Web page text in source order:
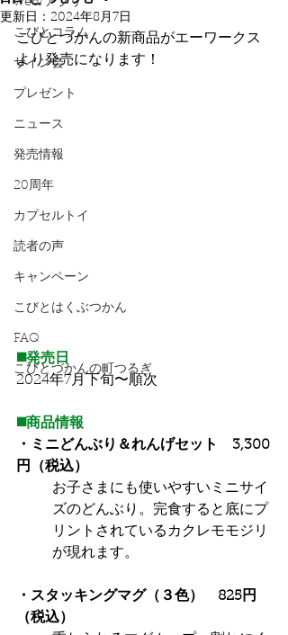
web/アプリ
こびとコラム
サイン会
プレゼント
ニュース
発売情報
20周年
カプセルトイ
読者の声
キャンペーン
こびとはくぶつかん
FAQ
こびとづかんの町つるぎ
更新日： 2024年8月7日
こびとづかんの新商品がエーワークス
より発売になります！
◼️発売日
2024年7月下旬〜順次
◼️商品情報
・ミニどんぶり＆れんげセット　3,300
円（税込）
お子さまにも使いやすいミニサイ
ズのどんぶり。完食すると底にプ
リントされているカクレモモジリ
が現れます。
・スタッキングマグ（３色）　825円
（税込）